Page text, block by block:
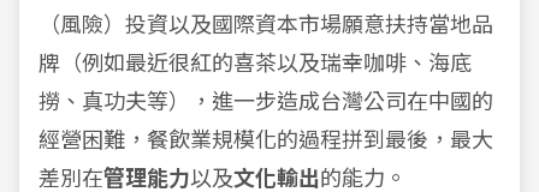
（風險）投資以及國際資本市場願意扶持當地品
牌（例如最近很紅的喜茶以及瑞幸咖啡、海底
撈、真功夫等），進一步造成台灣公司在中國的
經營困難，餐飲業規模化的過程拼到最後，最大
差別在管理能力以及文化輸出的能力。